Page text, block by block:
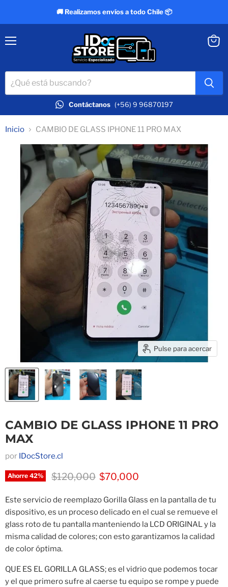
🚚 Realizamos envíos a todo Chile 📦
Contáctanos (+56) 9 96870197
Inicio CAMBIO DE GLASS IPHONE 11 PRO MAX
Pulse para acercar
CAMBIO DE GLASS IPHONE 11 PRO
MAX
por IDocStore.cl
Ahorre 42% Precio original
$120,000 Precio actual
$70,000
Este servicio de reemplazo Gorilla Glass en la pantalla de tu
dispositivo, es un proceso delicado en el cual se remueve el
glass roto de tu pantalla manteniendo la LCD ORIGINAL y la
misma calidad de colores; con esto garantizamos la calidad
de color óptima.
QUE ES EL GORILLA GLASS; es el vidrio que podemos tocar
y el que primero sufre al caerse tu equipo se rompe y puede